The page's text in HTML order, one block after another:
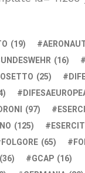
(19)
(16)
(25)
(97)
(125)
FOLGORE (65)
(36) GCAP (16)